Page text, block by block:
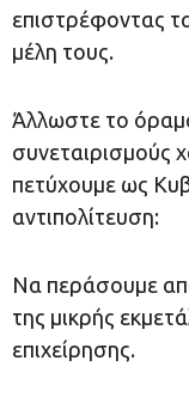
επιστρέφοντας
μέλη τους.
Άλλωστε το
συνεταιρισμούς
πετύχουμε ως
αντιπολίτευση:
Να περάσουμε
της μικρής
επιχείρησης.